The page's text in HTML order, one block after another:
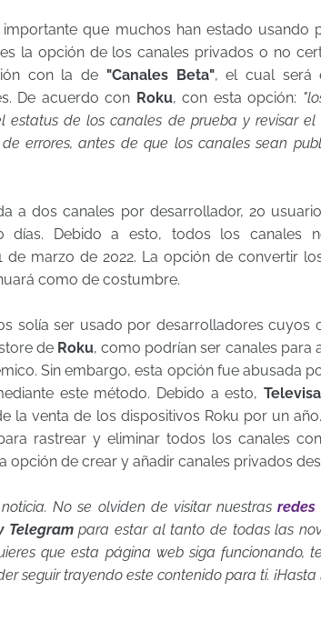
que muchos han estado usando
la opción de los canales privados o no
con la de "Canales Beta", el cual será
De acuerdo con Roku, con esta opción:
estatus de los canales de prueba y revisar el
errores, antes de que los canales sean
a dos canales por desarrollador, 20
días. Debido a esto, todos los canales
de marzo de 2022. La opción de convertir
como de costumbre.
solía ser usado por desarrolladores cuyos
de Roku, como podrían ser canales para
Sin embargo, esta opción fue abusada
este método. Debido a esto, Televisa
la venta de los dispositivos Roku por un
rastrear y eliminar todos los canales
opción de crear y añadir canales privados
No se olviden de visitar nuestrasredes
Telegrampara estar al tanto de todas las
que esta página web siga funcionando,
seguir trayendo este contenido para ti.